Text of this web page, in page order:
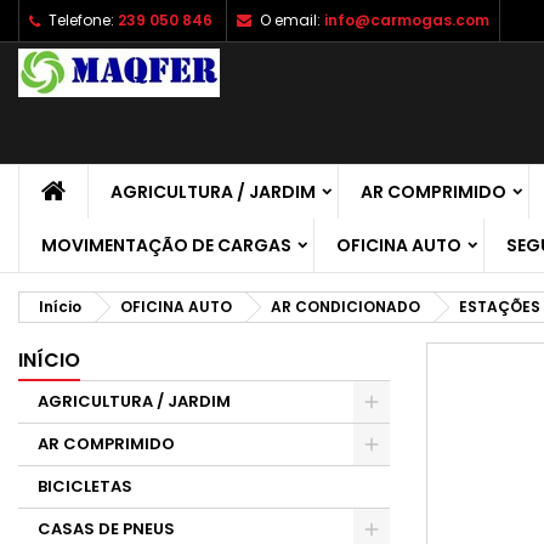
Telefone: 239 050 846 O email: info@carmogas.com
AGRICULTURA / JARDIM AR COMPRIMIDO
MOVIMENTAÇÃO DE CARGAS OFICINA AUTO
Início OFICINA AUTO AR CONDICIONADO ESTAÇÕES
INÍCIO
AGRICULTURA / JARDIM
AR COMPRIMIDO
BICICLETAS
CASAS DE PNEUS